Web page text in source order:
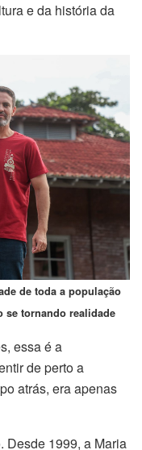
e da história da
de toda a população
se tornando realidade
essa é a
de perto a
atrás, era apenas
Desde 1999, a Maria